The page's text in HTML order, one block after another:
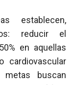
establecen,
reducir el
en aquellas
cardiovascular
buscan